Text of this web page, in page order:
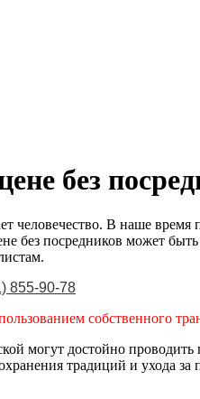
без
В наше время
без посредников может
855-90-78
собственного
могут достойно
традиций и ухода